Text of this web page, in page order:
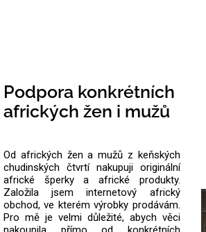
Podpora konkrétních
afrických žen i mužů
Od afrických žen a mužů z keňských
chudinských čtvrtí nakupuji originální
africké šperky a africké produkty.
Založila jsem internetový africký
obchod, ve kterém výrobky prodávám.
Pro mě je velmi důležité, abych věci